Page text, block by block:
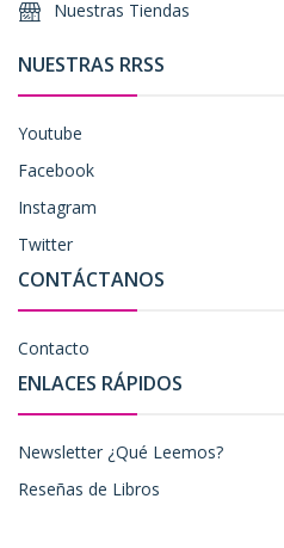
Nuestras Tiendas
NUESTRAS RRSS
Youtube
Facebook
Instagram
Twitter
CONTÁCTANOS
Contacto
ENLACES RÁPIDOS
Newsletter ¿Qué Leemos?
Reseñas de Libros